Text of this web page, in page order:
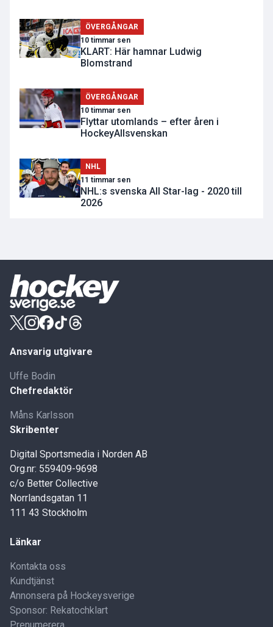
ÖVERGÅNGAR
10 timmar sen
KLART: Här hamnar Ludwig
Blomstrand
ÖVERGÅNGAR
10 timmar sen
Flyttar utomlands – efter åren i
HockeyAllsvenskan
NHL
11 timmar sen
NHL:s svenska All Star-lag - 2020 till
2026
Ansvarig utgivare
Uffe Bodin
Chefredaktör
Måns Karlsson
Skribenter
Digital Sportsmedia i Norden AB
Org.nr: 559409-9698
c/o Better Collective
Norrlandsgatan 11
111 43 Stockholm
Länkar
Kontakta oss
Kundtjänst
Annonsera på Hockeysverige
Sponsor: Rekatochklart